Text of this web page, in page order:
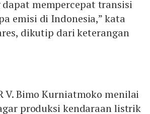
mempercepat transisi
emisi di Indonesia,” kata
dikutip dari keterangan
V. Bimo Kurniatmoko menilai
produksi kendaraan listrik